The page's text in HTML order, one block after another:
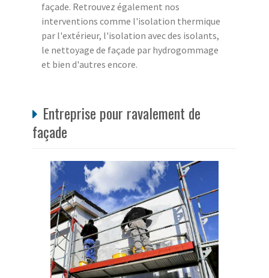
façade. Retrouvez également nos
interventions comme l'isolation thermique
par l'extérieur, l'isolation avec des isolants,
le nettoyage de façade par hydrogommage
et bien d'autres encore.
Entreprise pour ravalement de
façade